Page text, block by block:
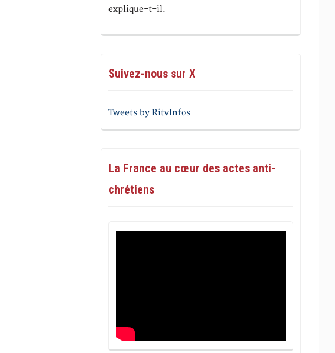
explique-t-il.
Suivez-nous sur X
Tweets by RitvInfos
La France au cœur des actes anti-
chrétiens